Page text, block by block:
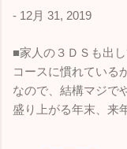
- 12月 31, 2019
■家人の３ＤＳも出
コースに慣れている
なので、結構マジで
盛り上がる年末、来